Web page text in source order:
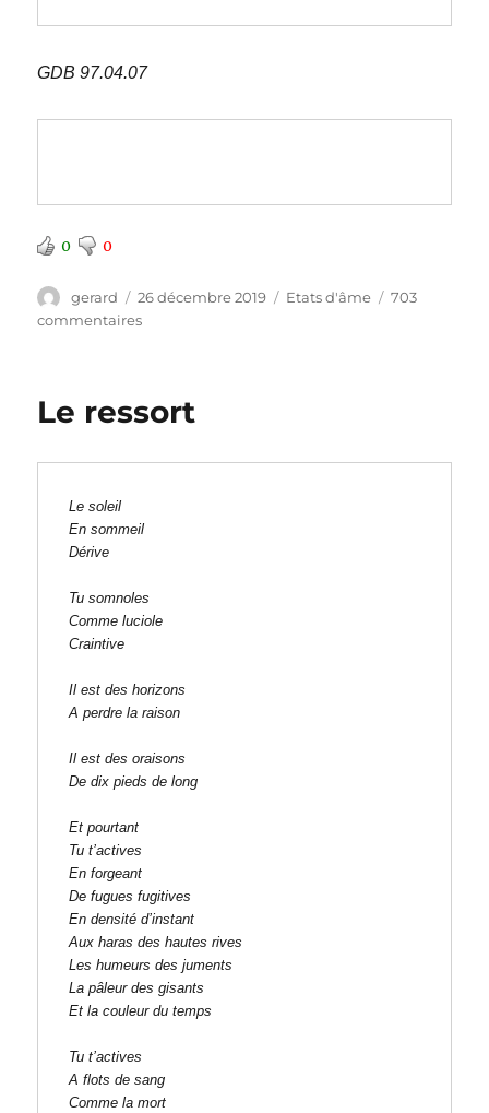
GDB 97.04.07
0 0
Auteur
gerard
Publié
le
26 décembre 2019 Catégories
Etats d'âme
703
commentairessur
Le ressort
Le soleil
En sommeil
Dérive
Tu somnoles
Comme luciole
Craintive
Il est des horizons
A perdre la raison
Il est des oraisons
De dix pieds de long
Et pourtant
Tu t’actives
En forgeant
De fugues fugitives
En densité d’instant
Aux haras des hautes rives
Les humeurs des juments
La pâleur des gisants
Et la couleur du temps
Tu t’actives
A flots de sang
Comme la mort